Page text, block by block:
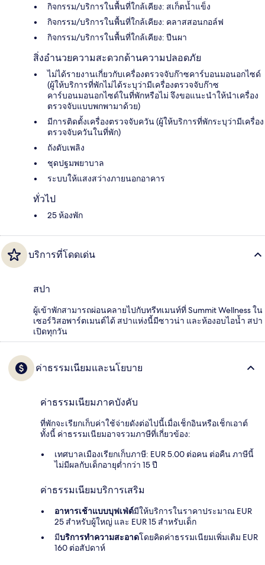
กิจกรรม/บริการในพื้นที่ใกล้เคียง: สเก็ตน้ำแข็ง
กิจกรรม/บริการในพื้นที่ใกล้เคียง: คลาสสอนกอล์ฟ
กิจกรรม/บริการในพื้นที่ใกล้เคียง: ปีนผา
สิ่งอำนวยความสะดวกด้านความปลอดภัย
ไม่ได้รายงานเกี่ยวกับเครื่องตรวจจับก๊าซคาร์บอนมอนอกไซด์
(ผู้ให้บริการที่พักไม่ได้ระบุว่ามีเครื่องตรวจจับก๊าซ
คาร์บอนมอนอกไซด์ในที่พักหรือไม่ จึงขอแนะนำให้นำเครื่อง
ตรวจจับแบบพกพามาด้วย)
มีการติดตั้งเครื่องตรวจจับควัน (ผู้ให้บริการที่พักระบุว่ามีเครื่อง
ตรวจจับควันในที่พัก)
ถังดับเพลิง
ชุดปฐมพยาบาล
ระบบให้แสงสว่างภายนอกอาคาร
ทั่วไป
25 ห้องพัก
บริการที่โดดเด่น
สปา
ผู้เข้าพักสามารถผ่อนคลายไปกับทรีทเมนท์ที่ Summit Wellness ใน
เซอร์วิสอพาร์ตเมนต์ได้ สปาแห่งนี้มีซาวน่า และห้องอบไอน้ำ สปา
เปิดทุกวัน
ค่าธรรมเนียมและนโยบาย
ค่าธรรมเนียมภาคบังคับ
ที่พักจะเรียกเก็บค่าใช้จ่ายดังต่อไปนี้เมื่อเช็กอินหรือเช็กเอาต์
ทั้งนี้ ค่าธรรมเนียมอาจรวมภาษีที่เกี่ยวข้อง:
เทศบาลเมืองเรียกเก็บภาษี: EUR 5.00 ต่อคน ต่อคืน ภาษีนี้
ไม่มีผลกับเด็กอายุต่ำกว่า 15 ปี
ค่าธรรมเนียมบริการเสริม
อาหารเช้าแบบบุฟเฟ่ต์มีให้บริการในราคาประมาณ EUR
25 สำหรับผู้ใหญ่ และ EUR 15 สำหรับเด็ก
มีบริการทำความสะอาดโดยคิดค่าธรรมเนียมเพิ่มเติม EUR
160 ต่อสัปดาห์